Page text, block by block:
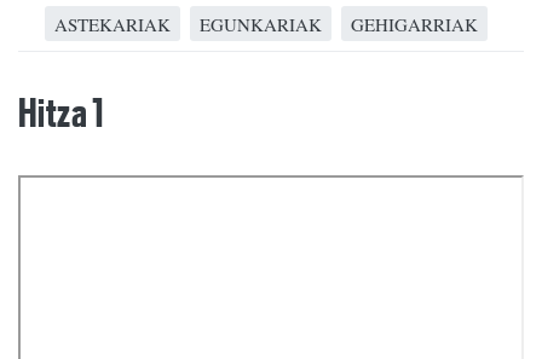
ASTEKARIAK EGUNKARIAK GEHIGARRIAK
Hitza 1